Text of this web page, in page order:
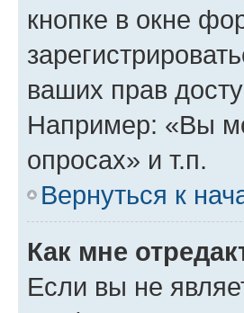
кнопке в окне
ваших прав
Например: «Вы
опросах» и т.п.
Вернуться к
Как мне
Если вы не